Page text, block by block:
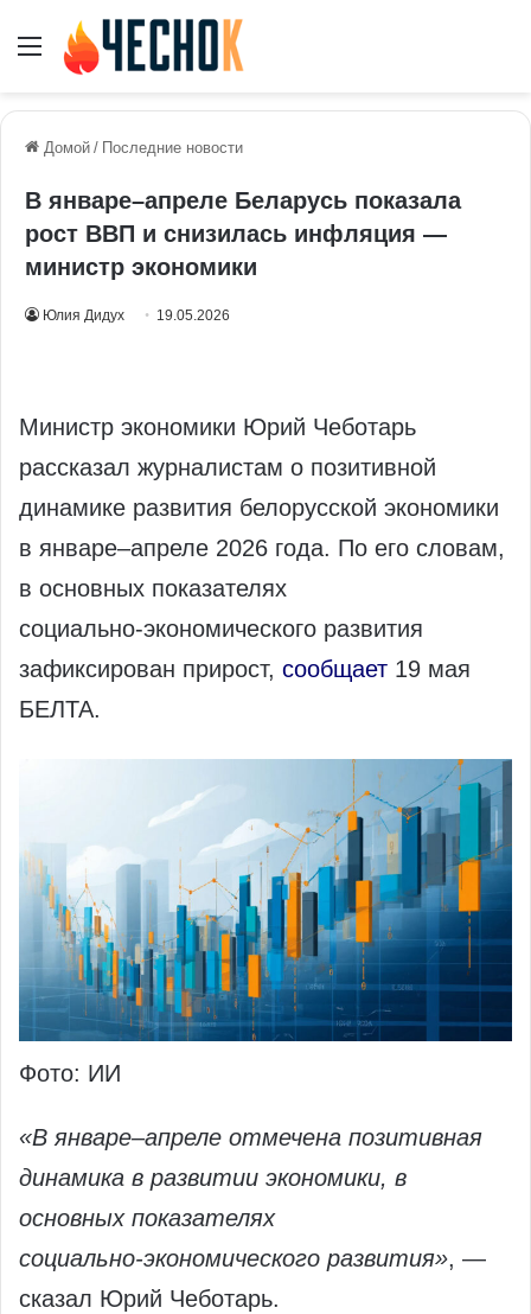
Меню
Домой / Последние новости
В январе–апреле Беларусь показала
рост ВВП и снизилась инфляция —
министр экономики
Юлия Дидух 19.05.2026
Министр экономики Юрий Чеботарь
рассказал журналистам о позитивной
динамике развития белорусской экономики
в январе–апреле 2026 года. По его словам,
в основных показателях
социально‑экономического развития
зафиксирован прирост, сообщает 19 мая
БЕЛТА.
Фото: ИИ
«В январе–апреле отмечена позитивная
динамика в развитии экономики, в
основных показателях
социально‑экономического развития», —
сказал Юрий Чеботарь.